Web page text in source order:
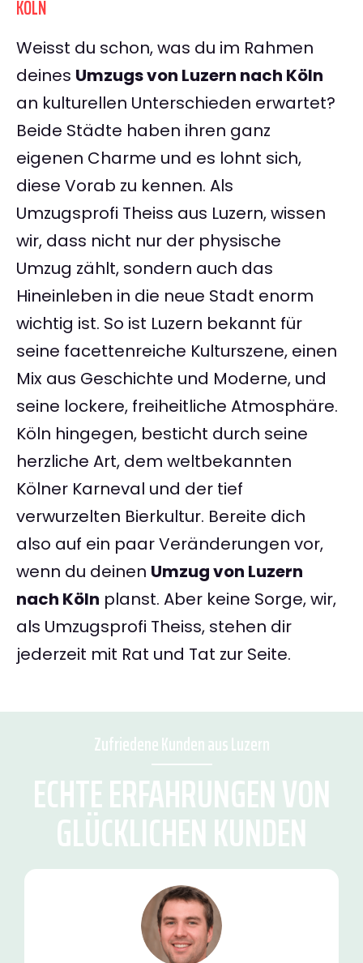
KÖLN
Weisst du schon, was du im Rahmen
deines Umzugs von Luzern nach Köln
an kulturellen Unterschieden erwartet?
Beide Städte haben ihren ganz
eigenen Charme und es lohnt sich,
diese Vorab zu kennen. Als
Umzugsprofi Theiss aus Luzern, wissen
wir, dass nicht nur der physische
Umzug zählt, sondern auch das
Hineinleben in die neue Stadt enorm
wichtig ist. So ist Luzern bekannt für
seine facettenreiche Kulturszene, einen
Mix aus Geschichte und Moderne, und
seine lockere, freiheitliche Atmosphäre.
Köln hingegen, besticht durch seine
herzliche Art, dem weltbekannten
Kölner Karneval und der tief
verwurzelten Bierkultur. Bereite dich
also auf ein paar Veränderungen vor,
wenn du deinen Umzug von Luzern
nach Köln planst. Aber keine Sorge, wir,
als Umzugsprofi Theiss, stehen dir
jederzeit mit Rat und Tat zur Seite.
Zufriedene Kunden aus Luzern
ECHTE ERFAHRUNGEN VON
GLÜCKLICHEN KUNDEN